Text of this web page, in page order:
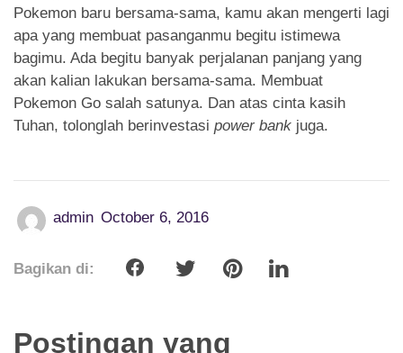
Pokemon baru bersama-sama, kamu akan mengerti lagi
apa yang membuat pasanganmu begitu istimewa
bagimu. Ada begitu banyak perjalanan panjang yang
akan kalian lakukan bersama-sama. Membuat
Pokemon Go salah satunya. Dan atas cinta kasih
Tuhan, tolonglah berinvestasi power bank juga.
admin October 6, 2016
Bagikan di:
Postingan yang